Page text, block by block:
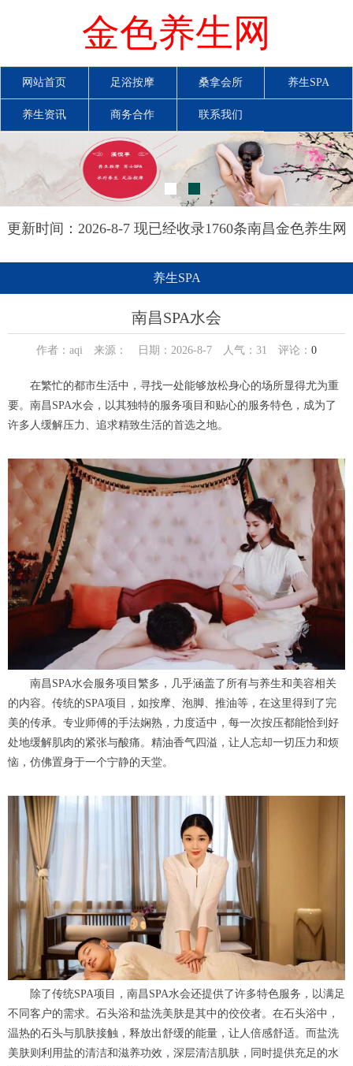
金色养生网
网站首页 足浴按摩 桑拿会所 养生SPA
养生资讯 商务合作 联系我们
更新时间：2026-8-7 现已经收录1760条南昌金色养生网
养生SPA
南昌SPA水会
作者：aqi 来源： 日期：2026-8-7 人气： 31 评论： 0
在繁忙的都市生活中，寻找一处能够放松身心的场所显得尤为重
要。南昌SPA水会，以其独特的服务项目和贴心的服务特色，成为了
许多人缓解压力、追求精致生活的首选之地。
南昌SPA水会服务项目繁多，几乎涵盖了所有与养生和美容相关
的内容。传统的SPA项目，如按摩、泡脚、推油等，在这里得到了完
美的传承。专业师傅的手法娴熟，力度适中，每一次按压都能恰到好
处地缓解肌肉的紧张与酸痛。精油香气四溢，让人忘却一切压力和烦
恼，仿佛置身于一个宁静的天堂。
除了传统SPA项目，南昌SPA水会还提供了许多特色服务，以满足
不同客户的需求。石头浴和盐洗美肤是其中的佼佼者。在石头浴中，
温热的石头与肌肤接触，释放出舒缓的能量，让人倍感舒适。而盐洗
美肤则利用盐的清洁和滋养功效，深层清洁肌肤，同时提供充足的水